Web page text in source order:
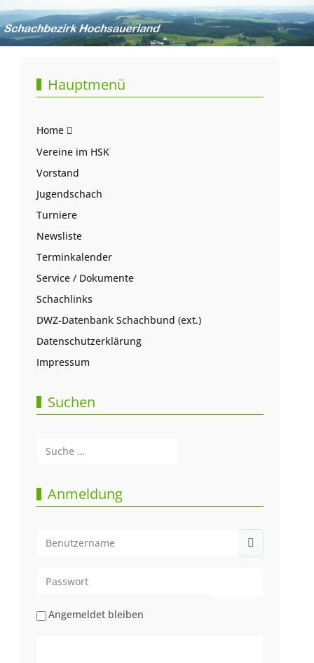
Hauptmenü
Home
Vereine im HSK
Vorstand
Jugendschach
Turniere
Newsliste
Terminkalender
Service / Dokumente
Schachlinks
DWZ-Datenbank Schachbund (ext.)
Datenschutzerklärung
Impressum
Suchen
Anmeldung
Angemeldet bleiben